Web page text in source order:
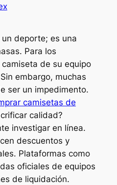
deporte; es una
Para los
de su equipo
embargo, muchas
ser un impedimento.
camisetas de
calidad?
investigar en línea.
descuentos y
Plataformas como
oficiales de equipos
de liquidación.